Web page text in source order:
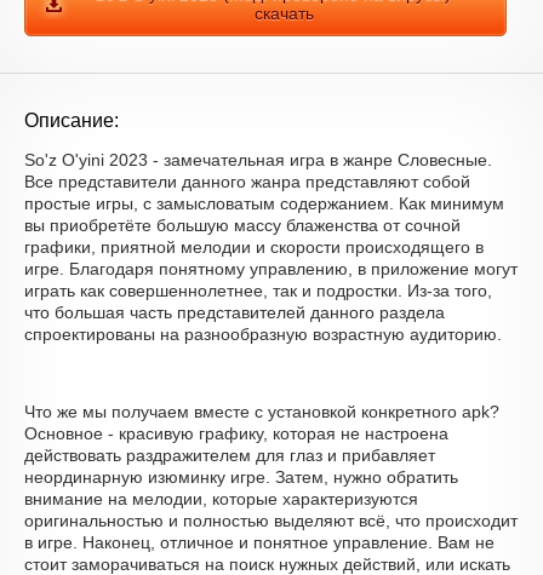
скачать
Описание:
So'z O'yini 2023 - замечательная игра в жанре Словесные.
Все представители данного жанра представляют собой
простые игры, с замысловатым содержанием. Как минимум
вы приобретёте большую массу блаженства от сочной
графики, приятной мелодии и скорости происходящего в
игре. Благодаря понятному управлению, в приложение могут
играть как совершеннолетнее, так и подростки. Из-за того,
что большая часть представителей данного раздела
спроектированы на разнообразную возрастную аудиторию.
Что же мы получаем вместе с установкой конкретного apk?
Основное - красивую графику, которая не настроена
действовать раздражителем для глаз и прибавляет
неординарную изюминку игре. Затем, нужно обратить
внимание на мелодии, которые характеризуются
оригинальностью и полностью выделяют всё, что происходит
в игре. Наконец, отличное и понятное управление. Вам не
стоит заморачиваться на поиск нужных действий, или искать